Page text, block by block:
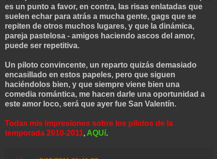
es un punto a favor, en contra, las risas enlatadas que
suelen echar para atrás a mucha gente, gags que se
repiten de otros muchos lugares, y que la dinámica,
pareja pastelosa - amigos haciendo ascos del amor,
puede ser repetitiva.
Un piloto convincente, un reparto quizás demasiado
encasillado en estos papeles, pero que siguen
haciéndolos bien, y que siempre viene bien una
comedia romántica, me hacen darle una oportunidad a
este amor loco, será que ayer fue San Valentín.
Todas mis impresiones sobre los pilotos de la
temporada 2010-2011, AQUí.